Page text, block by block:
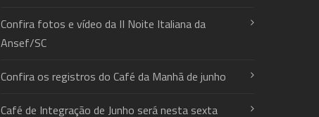
Confira fotos e vídeo da II Noite Italiana da
Ansef/SC
Confira os registros do Café da Manhã de junho
Café de Integração de Junho será nesta sexta